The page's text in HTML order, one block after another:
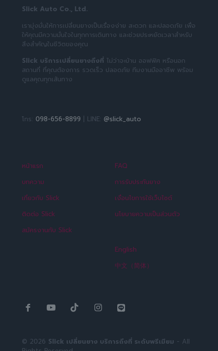
Slick Auto Co., Ltd.
เรามุ่งมั่นให้การเปลี่ยนยางเป็นเรื่องง่าย สะดวก และปลอดภัย เพื่อ
ให้คุณมีความมั่นใจในทุกการเดินทาง และช่วยประหยัดเวลาสำหรับ
สิ่งสำคัญในชีวิตของคุณ
Slick บริการเปลี่ยนยางถึงที่ ไม่ว่าจะบ้าน ออฟฟิศ หรือนอก
สถานที่ ที่คุณต้องการ รวดเร็ว ปลอดภัย ทีมงานมืออาชีพ พร้อม
ดูแลคุณทุกเส้นทาง
โทร: 098-656-8899 | LINE: @slick_auto
หน้าแรก
บทความ
เกี่ยวกับ Slick
ติดต่อ Slick
สมัครงานกับ Slick
FAQ
การรับประกันยาง
เงื่อนไขการใช้เว็บไซต์
นโยบายความเป็นส่วนตัว
English
中文（简体）
© 2026 Slick เปลี่ยนยาง บริการถึงที่ ระดับพรีเมียม - All